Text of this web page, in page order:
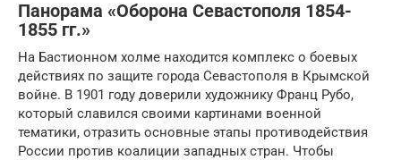
Панорама «Оборона Севастополя 1854-
1855 гг.»
На Бастионном холме находится комплекс о боевых
действиях по защите города Севастополя в Крымской
войне. В 1901 году доверили художнику Франц Рубо,
который славился своими картинами военной
тематики, отразить основные этапы противодействия
России против коалиции западных стран. Чтобы